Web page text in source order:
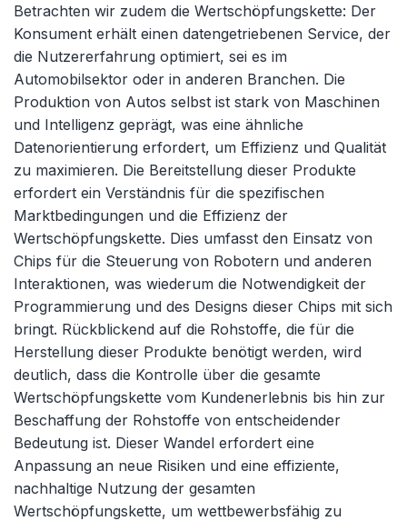
Betrachten wir zudem die Wertschöpfungskette: Der
Konsument erhält einen datengetriebenen Service, der
die Nutzererfahrung optimiert, sei es im
Automobilsektor oder in anderen Branchen. Die
Produktion von Autos selbst ist stark von Maschinen
und Intelligenz geprägt, was eine ähnliche
Datenorientierung erfordert, um Effizienz und Qualität
zu maximieren. Die Bereitstellung dieser Produkte
erfordert ein Verständnis für die spezifischen
Marktbedingungen und die Effizienz der
Wertschöpfungskette. Dies umfasst den Einsatz von
Chips für die Steuerung von Robotern und anderen
Interaktionen, was wiederum die Notwendigkeit der
Programmierung und des Designs dieser Chips mit sich
bringt. Rückblickend auf die Rohstoffe, die für die
Herstellung dieser Produkte benötigt werden, wird
deutlich, dass die Kontrolle über die gesamte
Wertschöpfungskette vom Kundenerlebnis bis hin zur
Beschaffung der Rohstoffe von entscheidender
Bedeutung ist. Dieser Wandel erfordert eine
Anpassung an neue Risiken und eine effiziente,
nachhaltige Nutzung der gesamten
Wertschöpfungskette, um wettbewerbsfähig zu